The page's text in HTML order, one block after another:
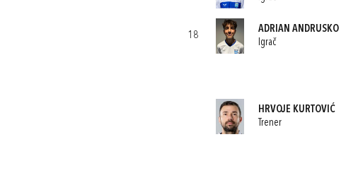
18
ADRIAN ANDRUSKO
Igrač
HRVOJE KURTOVIĆ
Trener